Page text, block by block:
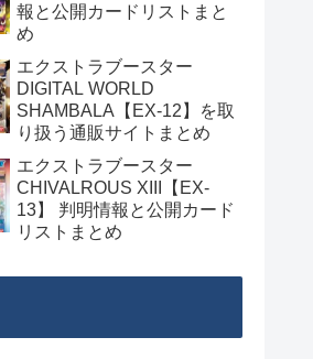
報と公開カードリストまと
め
エクストラブースター
DIGITAL WORLD
SHAMBALA【EX-12】を取
り扱う通販サイトまとめ
エクストラブースター
CHIVALROUS XIII【EX-
13】 判明情報と公開カード
リストまとめ